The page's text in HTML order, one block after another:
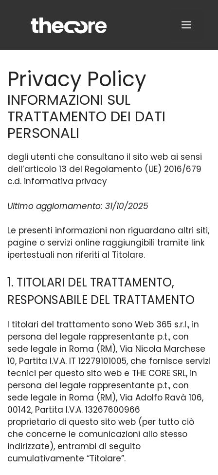
contenuto
MENU
Privacy Policy
INFORMAZIONI SUL
TRATTAMENTO DEI DATI
PERSONALI
degli utenti che consultano il sito web ai sensi
dell’articolo 13 del Regolamento (UE) 2016/679
c.d. informativa privacy
Ultimo aggiornamento: 31/10/2025
Le presenti informazioni non riguardano altri siti,
pagine o servizi online raggiungibili tramite link
ipertestuali non riferiti al Titolare.
1. TITOLARI DEL TRATTAMENTO,
RESPONSABILE DEL TRATTAMENTO
I titolari del trattamento sono Web 365 s.r.l., in
persona del legale rappresentante p.t., con
sede legale in Roma (RM), Via Nicola Marchese
10, Partita I.V.A. IT 12279101005, che fornisce servizi
tecnici per questo sito web e THE CORE SRL, in
persona del legale rappresentante p.t., con
sede legale in Roma (RM), Via Adolfo Ravà 106,
00142, Partita I.V.A. 13267600966
proprietario di questo sito web (per tutto ciò
che concerne le comunicazioni allo stesso
indirizzate), entrambi di seguito
cumulativamente “Titolare”.